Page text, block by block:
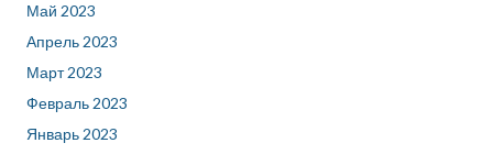
Май 2023
Апрель 2023
Март 2023
Февраль 2023
Январь 2023